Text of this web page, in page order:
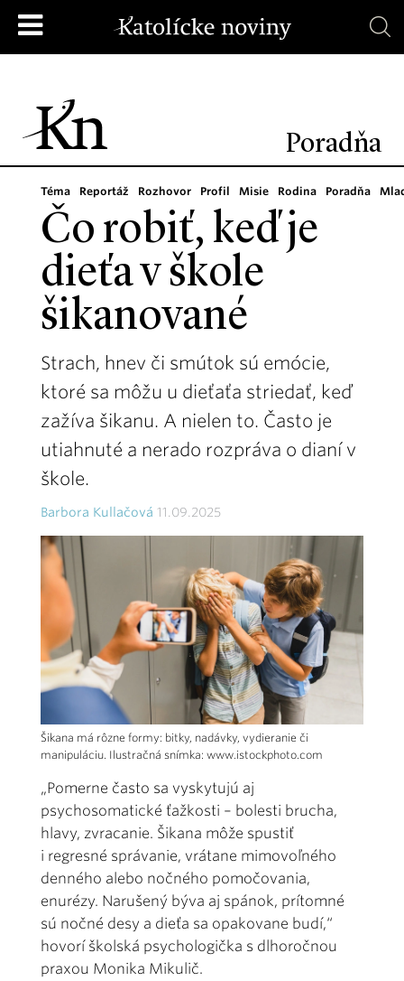
Poradňa
Téma Reportáž Rozhovor Profil Misie Rodina Poradňa
Čo robiť, keď je
dieťa v škole
šikanované
Strach, hnev či smútok sú emócie,
ktoré sa môžu u dieťaťa striedať, keď
zažíva šikanu. A nielen to. Často je
utiahnuté a nerado rozpráva o dianí v
škole.
Barbora Kullačová 11.09.2025
Šikana má rôzne formy: bitky, nadávky, vydieranie či
manipuláciu. Ilustračná snímka: www.istockphoto.com
„Pomerne často sa vyskytujú aj
psychosomatické ťažkosti – bolesti brucha,
hlavy, zvracanie. Šikana môže spustiť
i regresné správanie, vrátane mimovoľného
denného alebo nočného pomočovania,
enurézy. Narušený býva aj spánok, prítomné
sú nočné desy a dieťa sa opakovane budí,“
hovorí školská psychologička s dlhoročnou
praxou Monika Mikulič.